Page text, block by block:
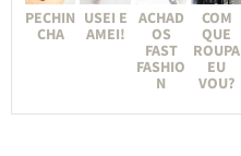
PECHIN
CHA
USEI E
AMEI!
ACHAD
OS
FAST
FASHIO
N
COM
QUE
ROUPA
EU
VOU?